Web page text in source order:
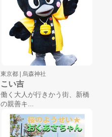
東京都 | 烏森神社
こい吉
働く大人が行きかう街、新橋
の親善キ...